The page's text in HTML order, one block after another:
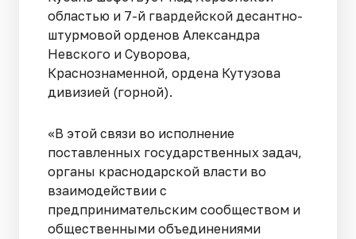
областью и 7-й гвардейской десантно-
штурмовой орденов Александра
Невского и Суворова,
Краснознаменной, ордена Кутузова
дивизией (горной).
«В этой связи во исполнение
поставленных государственных задач,
органы краснодарской власти во
взаимодействии с
предпринимательским сообществом и
общественными объединениями